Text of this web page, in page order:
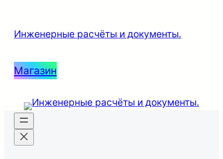
Инженерные расчёты и документы.
Магазин